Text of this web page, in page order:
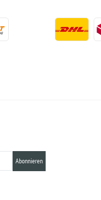
Abonnieren